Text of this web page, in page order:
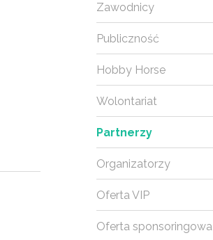
Zawodnicy
Publiczność
Hobby Horse
Wolontariat
Partnerzy
Organizatorzy
Oferta VIP
Oferta sponsoringowa